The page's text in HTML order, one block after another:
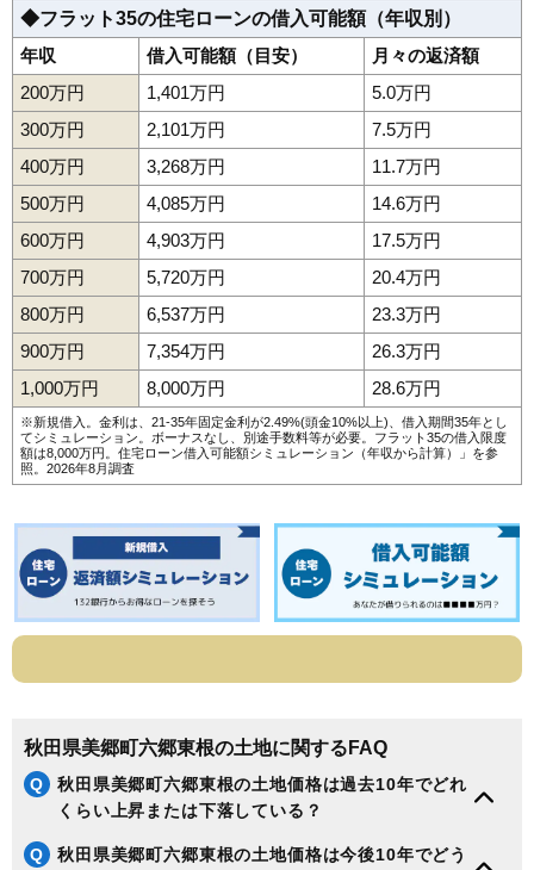
◆フラット35の住宅ローンの借入可能額（年収別）
年収
借入可能額（目安）
月々の返済額
200万円
1,401万円
5.0万円
300万円
2,101万円
7.5万円
400万円
3,268万円
11.7万円
500万円
4,085万円
14.6万円
600万円
4,903万円
17.5万円
700万円
5,720万円
20.4万円
800万円
6,537万円
23.3万円
900万円
7,354万円
26.3万円
1,000万円
8,000万円 28.6万円
※新規借入。金利は、21-35年固定金利が2.49%(頭金10%以上)、借入期間35年とし
てシミュレーション。ボーナスなし、別途手数料等が必要。フラット35の借入限度
額は8,000万円。 住宅ローン借入可能額シミュレーション（年収から計算）
」を参
照。2026年8月調査
秋田県美郷町六郷東根の土地に関するFAQ
Q
秋田県美郷町六郷東根の土地価格は過去10年でどれ
くらい上昇または下落している？
Q
秋田県美郷町六郷東根の土地価格は今後10年でどう